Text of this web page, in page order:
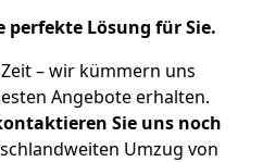
perfekte Lösung für Sie.
– wir kümmern uns
Angebote erhalten.
Sie uns noch
Umzug von